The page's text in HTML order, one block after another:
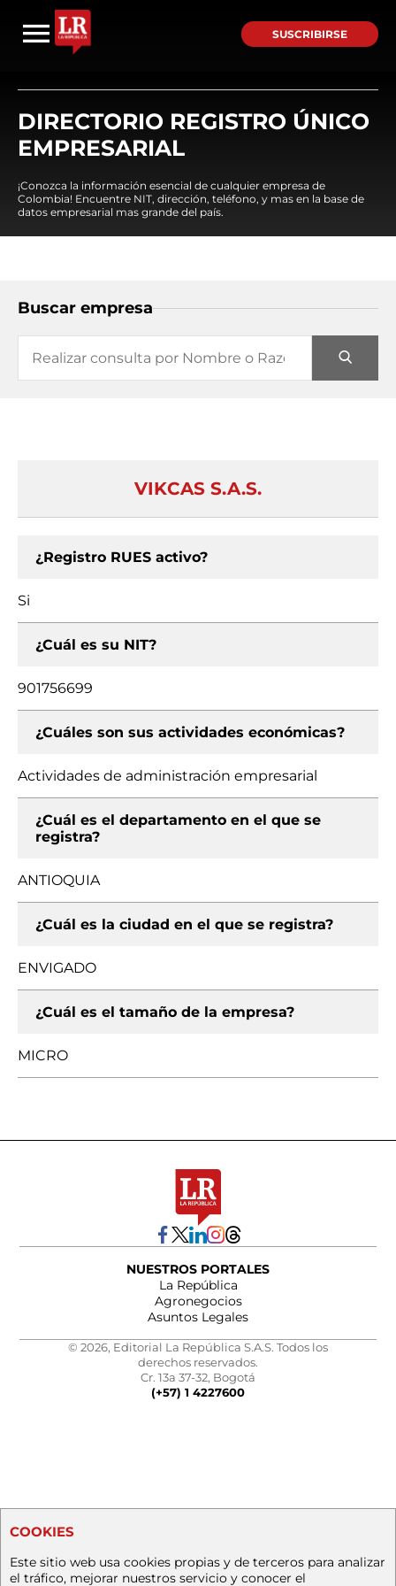
SUSCRIBIRSE
DIRECTORIO REGISTRO ÚNICO
EMPRESARIAL
¡Conozca la información esencial de cualquier empresa de
Colombia! Encuentre NIT, dirección, teléfono, y mas en la base de
datos empresarial mas grande del país.
Buscar empresa
VIKCAS S.A.S.
¿Registro RUES activo?
Si
¿Cuál es su NIT?
901756699
¿Cuáles son sus actividades económicas?
Actividades de administración empresarial
¿Cuál es el departamento en el que se
registra?
ANTIOQUIA
¿Cuál es la ciudad en el que se registra?
ENVIGADO
¿Cuál es el tamaño de la empresa?
MICRO
NUESTROS PORTALES
La República
Agronegocios
Asuntos Legales
© 2026, Editorial La República S.A.S. Todos los
derechos reservados.
Cr. 13a 37-32, Bogotá
(+57) 1 4227600
COOKIES
Este sitio web usa cookies propias y de terceros para analizar
el tráfico, mejorar nuestros servicio y conocer el